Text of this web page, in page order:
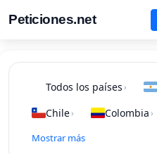
Peticiones.net
Todos los países ›
Chile› Colombia ›
Mostrar más